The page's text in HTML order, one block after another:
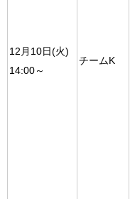
12月10日(火)
14:00～
チームK